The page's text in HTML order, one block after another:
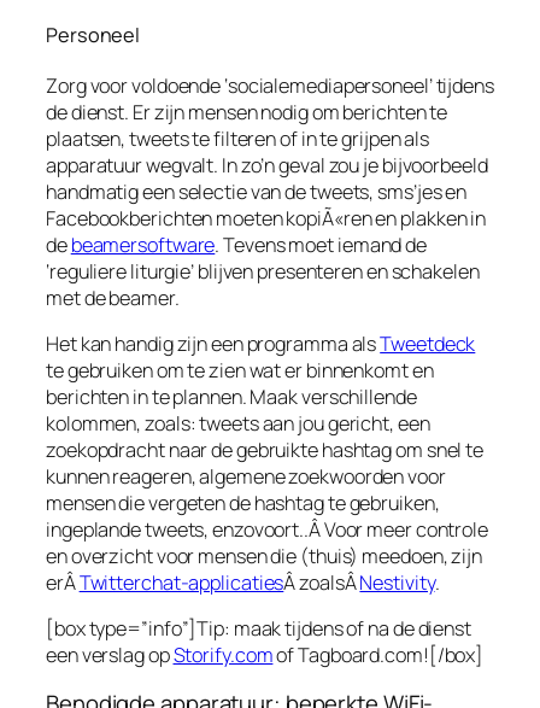
Personeel
Zorg voor voldoende ‘socialemediapersoneel’ tijdens
de dienst. Er zijn mensen nodig om berichten te
plaatsen, tweets te filteren of in te grijpen als
apparatuur wegvalt. In zo’n geval zou je bijvoorbeeld
handmatig een selectie van de tweets, sms’jes en
Facebookberichten moeten kopiÃ«ren en plakken in
debeamersoftware. Tevens moet iemand de
‘reguliere liturgie’ blijven presenteren en schakelen
met de beamer.
Het kan handig zijn een programma alsTweetdeck
te gebruiken om te zien wat er binnenkomt en
berichten in te plannen. Maak verschillende
kolommen, zoals: tweets aan jou gericht, een
zoekopdracht naar de gebruikte hashtag om snel te
kunnen reageren, algemene zoekwoorden voor
mensen die vergeten de hashtag te gebruiken,
ingeplande tweets, enzovoort..Â Voor meer controle
en overzicht voor mensen die (thuis) meedoen, zijn
erÂTwitterchat-applicatiesÂ zoalsÂNestivity.
[box type=”info”]Tip: maak tijdens of na de dienst
een verslag opStorify.comof Tagboard.com![/box]